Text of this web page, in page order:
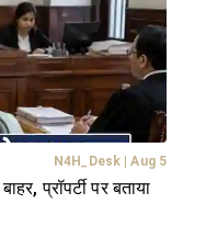
N4H_Desk | Aug 5
प्रॉपर्टी पर बताया